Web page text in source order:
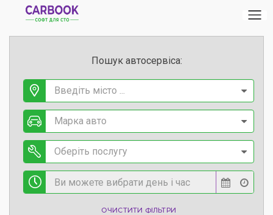
Пошук автосервіса:
Введіть місто ...
Марка авто
Оберіть послугу
ОЧИСТИТИ ФІЛЬТРИ